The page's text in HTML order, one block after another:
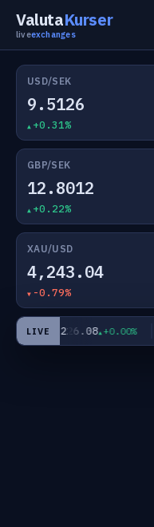
ValutaKurser
liveexchanges
USD/SEK
9.5126
+0.31%
GBP/SEK
12.8012
+0.22%
XAU/USD
4,243.04
-0.79%
LIVE
USD64,226.08 +0.00%